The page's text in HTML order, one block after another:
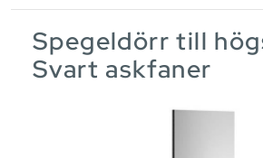
Spegeldörr till
Svart askfaner